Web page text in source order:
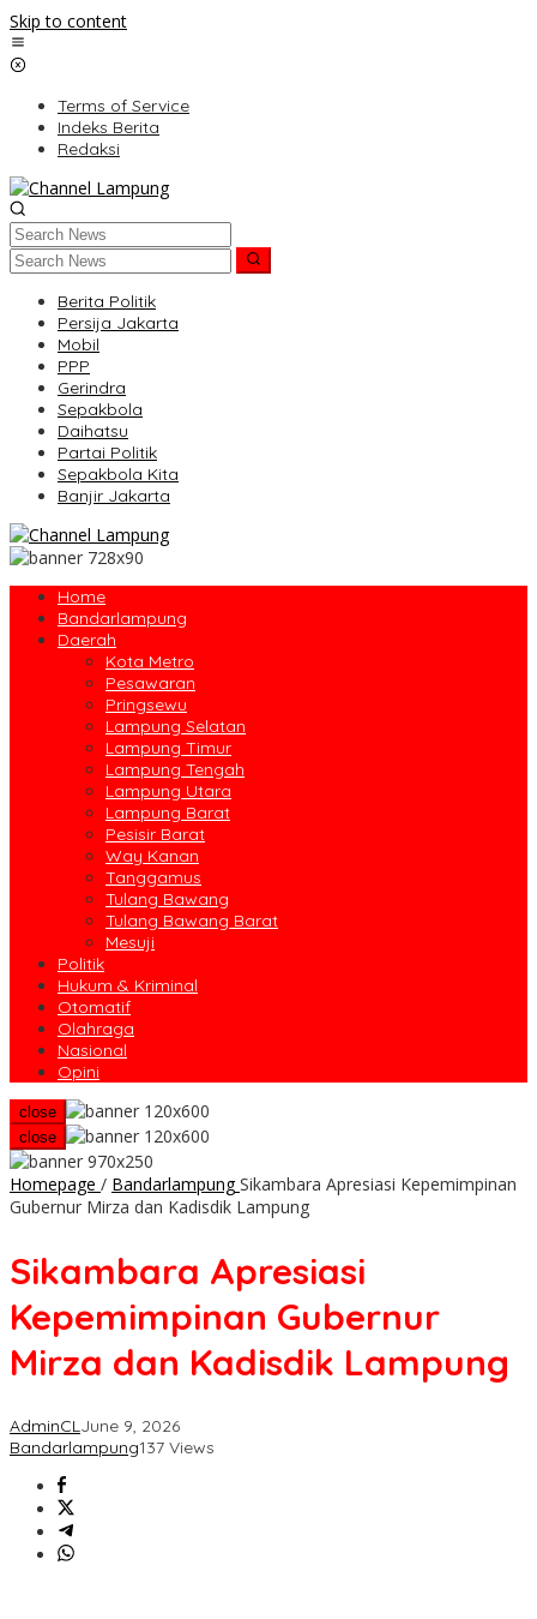
Skip to content
Terms of Service
Indeks Berita
Redaksi
Berita Politik
Persija Jakarta
Mobil
PPP
Gerindra
Sepakbola
Daihatsu
Partai Politik
Sepakbola Kita
Banjir Jakarta
Home
Bandarlampung
Daerah
Kota Metro
Pesawaran
Pringsewu
Lampung Selatan
Lampung Timur
Lampung Tengah
Lampung Utara
Lampung Barat
Pesisir Barat
Way Kanan
Tanggamus
Tulang Bawang
Tulang Bawang Barat
Mesuji
Politik
Hukum & Kriminal
Otomatif
Olahraga
Nasional
Opini
close
close
Homepage / Bandarlampung Sikambara Apresiasi Kepemimpinan
Gubernur Mirza dan Kadisdik Lampung
Sikambara Apresiasi
Kepemimpinan Gubernur
Mirza dan Kadisdik Lampung
AdminCLJune 9, 2026
Bandarlampung137 Views